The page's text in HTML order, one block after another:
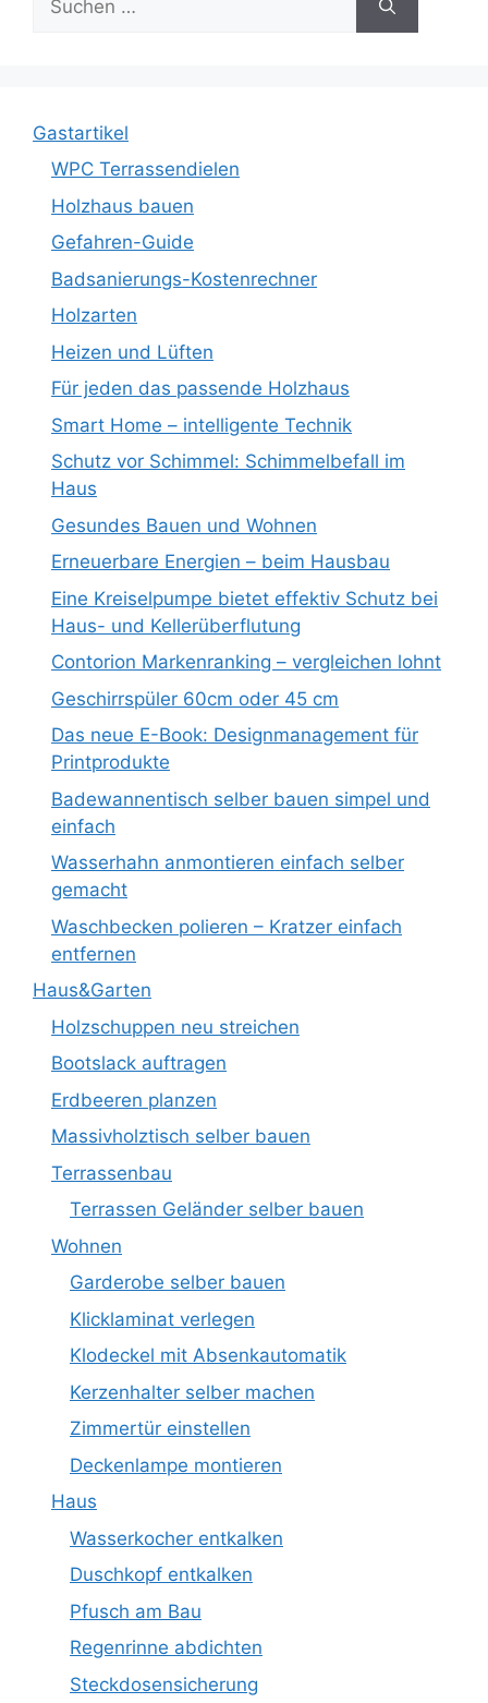
nach:
Gastartikel
WPC Terrassendielen
Holzhaus bauen
Gefahren-Guide
Badsanierungs-Kostenrechner
Holzarten
Heizen und Lüften
Für jeden das passende Holzhaus
Smart Home – intelligente Technik
Schutz vor Schimmel: Schimmelbefall im
Haus
Gesundes Bauen und Wohnen
Erneuerbare Energien – beim Hausbau
Eine Kreiselpumpe bietet effektiv Schutz bei
Haus- und Kellerüberflutung
Contorion Markenranking – vergleichen lohnt
Geschirrspüler 60cm oder 45 cm
Das neue E-Book: Designmanagement für
Printprodukte
Badewannentisch selber bauen simpel und
einfach
Wasserhahn anmontieren einfach selber
gemacht
Waschbecken polieren – Kratzer einfach
entfernen
Haus&Garten
Holzschuppen neu streichen
Bootslack auftragen
Erdbeeren planzen
Massivholztisch selber bauen
Terrassenbau
Terrassen Geländer selber bauen
Wohnen
Garderobe selber bauen
Klicklaminat verlegen
Klodeckel mit Absenkautomatik
Kerzenhalter selber machen
Zimmertür einstellen
Deckenlampe montieren
Haus
Wasserkocher entkalken
Duschkopf entkalken
Pfusch am Bau
Regenrinne abdichten
Steckdosensicherung